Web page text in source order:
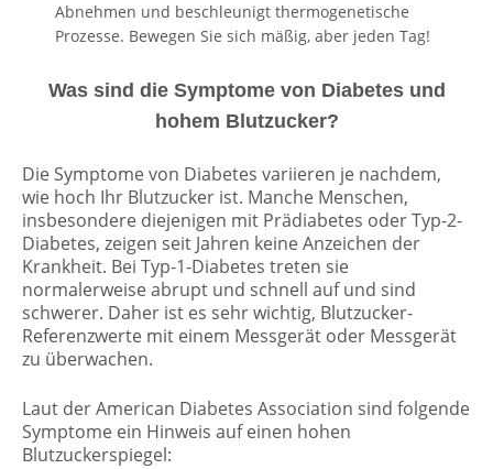
Abnehmen und beschleunigt thermogenetische
Prozesse. Bewegen Sie sich mäßig, aber jeden Tag!
Was sind die Symptome von Diabetes und
hohem Blutzucker?
Die Symptome von Diabetes variieren je nachdem,
wie hoch Ihr Blutzucker ist. Manche Menschen,
insbesondere diejenigen mit Prädiabetes oder Typ-2-
Diabetes, zeigen seit Jahren keine Anzeichen der
Krankheit. Bei Typ-1-Diabetes treten sie
normalerweise abrupt und schnell auf und sind
schwerer. Daher ist es sehr wichtig, Blutzucker-
Referenzwerte mit einem Messgerät oder Messgerät
zu überwachen.
Laut der American Diabetes Association sind folgende
Symptome ein Hinweis auf einen hohen
Blutzuckerspiegel: